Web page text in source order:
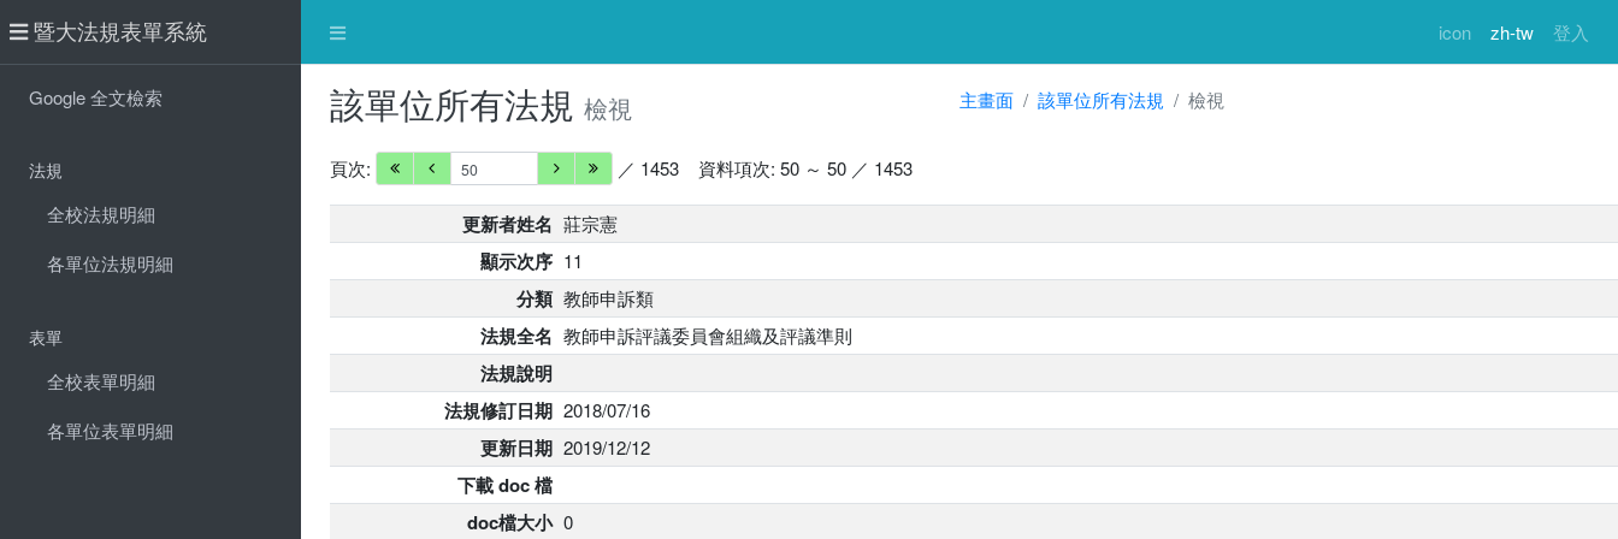
icon zh-tw 登入
暨大法規表單系統
Google 全文檢索
法規
全校法規明細
各單位法規明細
表單
全校表單明細
各單位表單明細
該單位所有法規 檢視 主畫面 該單位所有法規 檢視
頁次: ／ 1453 資料項次: 50 ～ 50 ／ 1453
更新者姓名 莊宗憲
顯示次序 11
分類 教師申訴類
法規全名 教師申訴評議委員會組織及評議準則
法規說明
法規修訂日期 2018/07/16
更新日期 2019/12/12
下載 doc 檔
doc檔大小 0